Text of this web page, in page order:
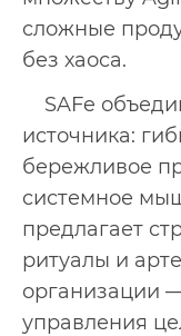
сложные
без хаоса.
SAFe
источника:
бережливое
системное
предлагает
ритуалы и
организации
управления